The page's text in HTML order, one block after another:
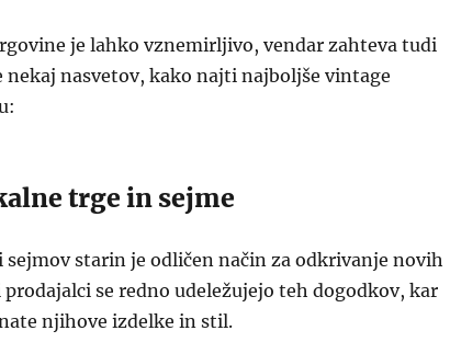
je lahko vznemirljivo, vendar zahteva tudi
nekaj nasvetov, kako najti najboljše vintage
trge in sejme
starin je odličen način za odkrivanje novih
se redno udeležujejo teh dogodkov, kar
njihove izdelke in stil.